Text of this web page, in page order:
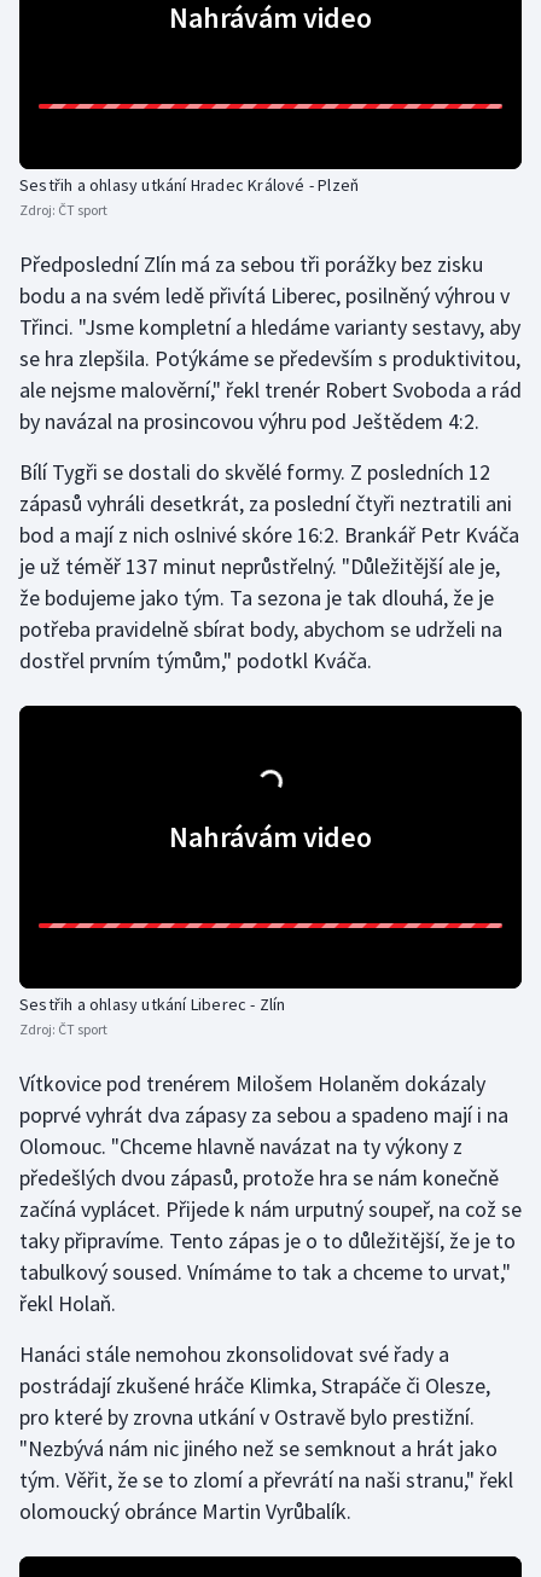
Nahrávám video
Sestřih a ohlasy utkání Hradec Králové - Plzeň
Zdroj: ČT sport
Předposlední Zlín má za sebou tři porážky bez zisku
bodu a na svém ledě přivítá Liberec, posilněný výhrou v
Třinci. "Jsme kompletní a hledáme varianty sestavy, aby
se hra zlepšila. Potýkáme se především s produktivitou,
ale nejsme malověrní," řekl trenér Robert Svoboda a rád
by navázal na prosincovou výhru pod Ještědem 4:2.
Bílí Tygři se dostali do skvělé formy. Z posledních 12
zápasů vyhráli desetkrát, za poslední čtyři neztratili ani
bod a mají z nich oslnivé skóre 16:2. Brankář Petr Kváča
je už téměř 137 minut neprůstřelný. "Důležitější ale je,
že bodujeme jako tým. Ta sezona je tak dlouhá, že je
potřeba pravidelně sbírat body, abychom se udrželi na
dostřel prvním týmům," podotkl Kváča.
Nahrávám video
Sestřih a ohlasy utkání Liberec - Zlín
Zdroj: ČT sport
Vítkovice pod trenérem Milošem Holaněm dokázaly
poprvé vyhrát dva zápasy za sebou a spadeno mají i na
Olomouc. "Chceme hlavně navázat na ty výkony z
předešlých dvou zápasů, protože hra se nám konečně
začíná vyplácet. Přijede k nám urputný soupeř, na což se
taky připravíme. Tento zápas je o to důležitější, že je to
tabulkový soused. Vnímáme to tak a chceme to urvat,"
řekl Holaň.
Hanáci stále nemohou zkonsolidovat své řady a
postrádají zkušené hráče Klimka, Strapáče či Olesze,
pro které by zrovna utkání v Ostravě bylo prestižní.
"Nezbývá nám nic jiného než se semknout a hrát jako
tým. Věřit, že se to zlomí a převrátí na naši stranu," řekl
olomoucký obránce Martin Vyrůbalík.